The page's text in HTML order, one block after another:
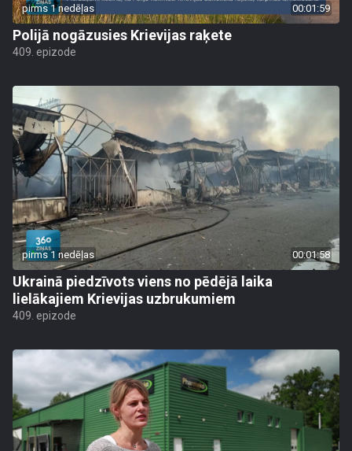
pirms 1 nedēļas 00:01:59
Polijā nogāzusies Krievijas raķete
409. epizode
pirms 1 nedēļas 00:01:58
Ukrainā piedzīvots viens no pēdējā laika
lielākajiem Krievijas uzbrukumiem
409. epizode